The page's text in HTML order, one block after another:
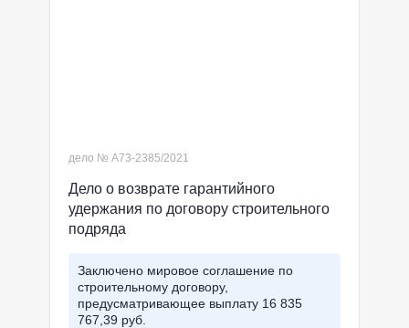
дело № А73-2385/2021
Дело о возврате гарантийного
удержания по договору строительного
подряда
Заключено мировое соглашение по
строительному договору,
предусматривающее выплату 16 835
767,39 руб.